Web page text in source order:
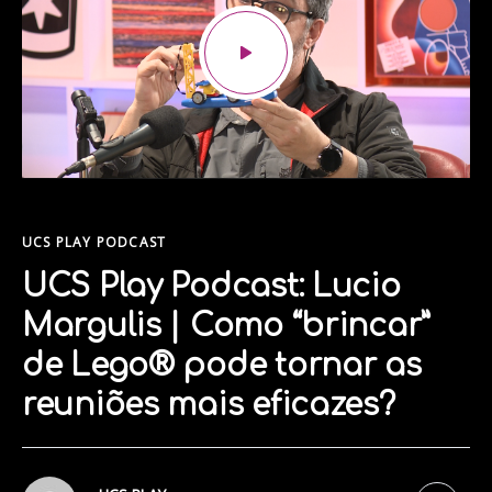
UCS PLAY PODCAST
UCS Play Podcast: Lucio
Margulis | Como “brincar”
de Lego® pode tornar as
reuniões mais eficazes?